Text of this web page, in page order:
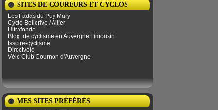
SITES DE COUREURS ET CYCLOS
Les Fadas du Puy Mary
Cyclo Bellerive / Allier
Ultrafondo
Blog de ​​cyclisme en Auvergne Limousin
Issoire-cyclisme
Directvélo
Vélo Club Cournon d'Auvergne
MES SITES PRÉFÉRÉS